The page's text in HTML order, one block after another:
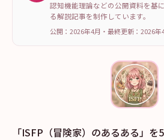
認知機能理論などの公開資料を基
る解説記事を制作しています。
公開：2026年4月 ・ 最終更新： 2026年
「ISFP（冒険家）のあるある」